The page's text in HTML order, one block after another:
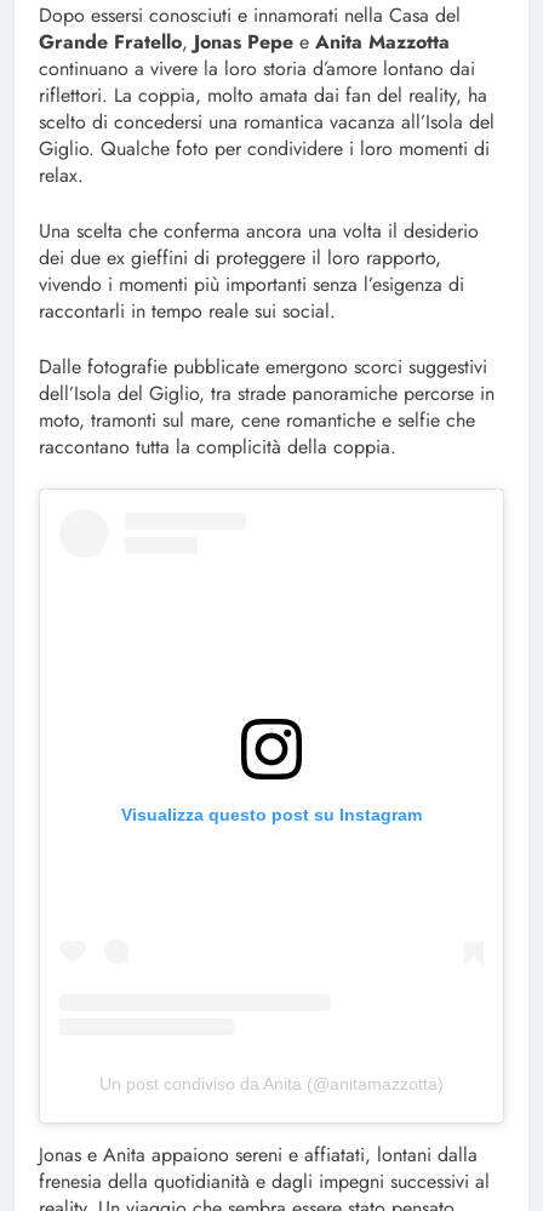
Dopo essersi conosciuti e innamorati nella Casa del
Grande Fratello, Jonas Pepe e Anita Mazzotta
continuano a vivere la loro storia d’amore lontano dai
riflettori. La coppia, molto amata dai fan del reality, ha
scelto di concedersi una romantica vacanza all’Isola del
Giglio. Qualche foto per condividere i loro momenti di
relax.
Una scelta che conferma ancora una volta il desiderio
dei due ex gieffini di proteggere il loro rapporto,
vivendo i momenti più importanti senza l’esigenza di
raccontarli in tempo reale sui social.
Dalle fotografie pubblicate emergono scorci suggestivi
dell’Isola del Giglio, tra strade panoramiche percorse in
moto, tramonti sul mare, cene romantiche e selfie che
raccontano tutta la complicità della coppia.
Visualizza questo post su Instagram
Un post condiviso da Anita (@anitamazzotta)
Jonas e Anita appaiono sereni e affiatati, lontani dalla
frenesia della quotidianità e dagli impegni successivi al